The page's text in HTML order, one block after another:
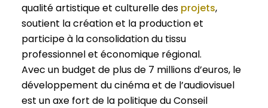
qualité artistique et culturelle des projets,
soutient la création et la production et
participe à la consolidation du tissu
professionnel et économique régional.
Avec un budget de plus de 7 millions d’euros, le
développement du cinéma et de l’audiovisuel
est un axe fort de la politique du Conseil